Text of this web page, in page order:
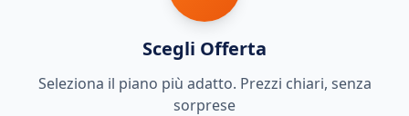
Scegli Offerta
Seleziona il piano più adatto. Prezzi chiari, senza
sorprese